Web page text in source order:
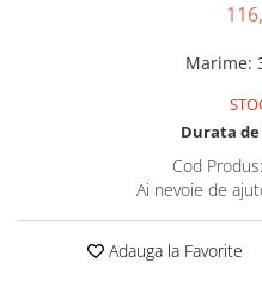
Marime:
Durata
Cod Produs:
Ai nevoie de
Adauga la Favorite